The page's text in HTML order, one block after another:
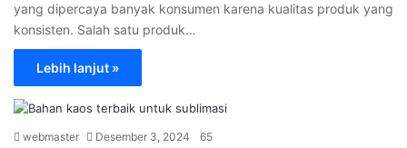
yang dipercaya banyak konsumen karena kualitas produk yang
konsisten. Salah satu produk…
Lebih lanjut »
webmaster Desember 3, 2024 65